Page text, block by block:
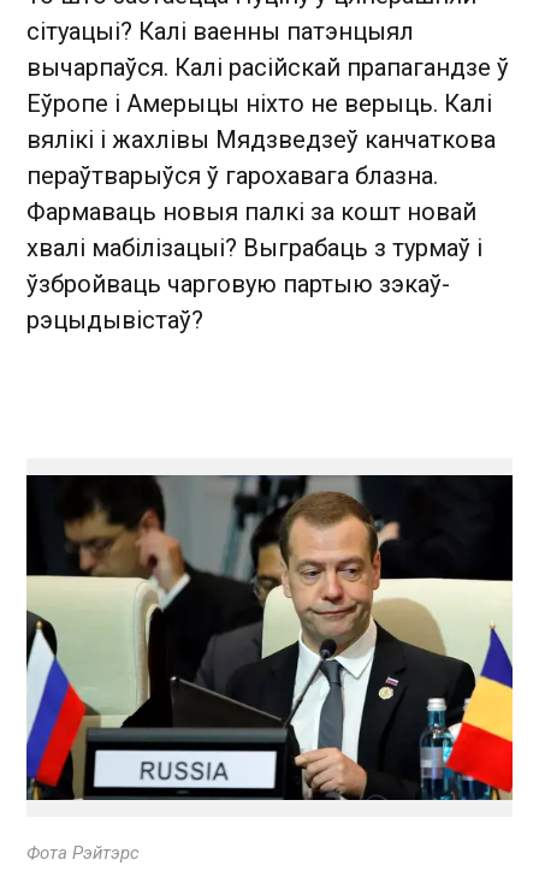
сітуацыі? Калі ваенны патэнцыял
вычарпаўся. Калі расійскай прапагандзе ў
Еўропе і Амерыцы ніхто не верыць. Калі
вялікі і жахлівы Мядзведзеў канчаткова
пераўтварыўся ў гарохавага блазна.
Фармаваць новыя палкі за кошт новай
хвалі мабілізацыі? Выграбаць з турмаў і
ўзбройваць чарговую партыю зэкаў-
рэцыдывістаў?
Фота Рэйтэрс